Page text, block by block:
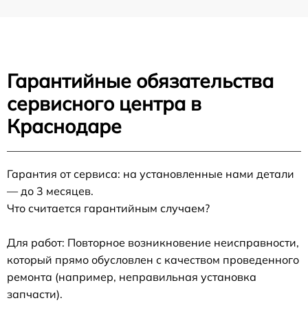
Гарантийные обязательства
сервисного центра в
Краснодаре
Гарантия от сервиса: на установленные нами детали
— до 3 месяцев.
Что считается гарантийным случаем?
Для работ: Повторное возникновение неисправности,
который прямо обусловлен с качеством проведенного
ремонта (например, неправильная установка
запчасти).